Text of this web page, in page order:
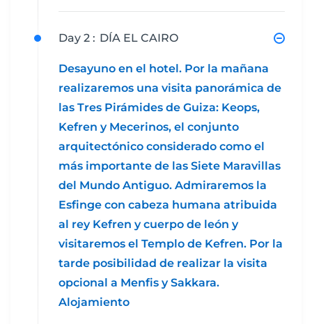
Day 2 : DÍA EL CAIRO
Desayuno en el hotel. Por la mañana
realizaremos una visita panorámica de
las Tres Pirámides de Guiza: Keops,
Kefren y Mecerinos, el conjunto
arquitectónico considerado como el
más importante de las Siete Maravillas
del Mundo Antiguo. Admiraremos la
Esfinge con cabeza humana atribuida
al rey Kefren y cuerpo de león y
visitaremos el Templo de Kefren. Por la
tarde posibilidad de realizar la visita
opcional a Menfis y Sakkara.
Alojamiento